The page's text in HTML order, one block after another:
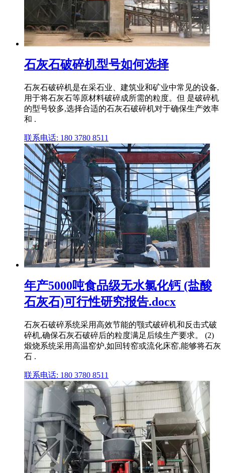
石灰石破碎机型号如何选择
石灰石破碎机是在采石业、建筑业和矿业中常见的设备,
用于将石灰石等原材料破碎成所需的粒度。但 是破碎机
的型号较多,选择合适的石灰石破碎机对于确保生产效率
和 .
联系电话: 180 3780 8511
年产5000吨食品级无水氯化钙 (盐酸
石灰石)可行性研究报告.docx
石灰石破碎系统采用高效节能的颚式破碎机和反击式破
碎机,确保石灰石破碎后的粒度满足后续生产要求。 (2)
煅烧系统采用高温窑炉,如回转窑或流化床窑,能够将石灰
石 .
联系电话: 180 3780 8511